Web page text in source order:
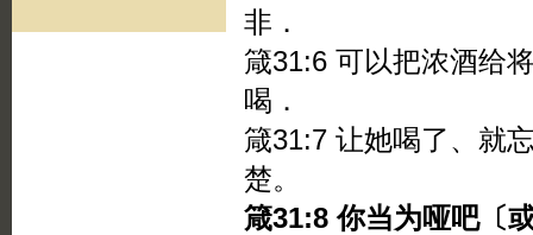
非．
箴31:6 可以把浓酒给
喝．
箴31:7 让她喝了、就
楚。
箴31:8 你当为哑吧〔